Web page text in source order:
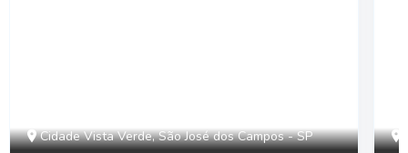
Cidade Vista Verde, São José dos Campos - SP